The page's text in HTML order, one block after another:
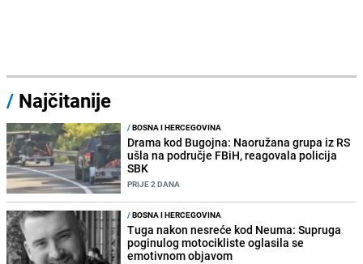
/ Najčitanije
/BOSNA I HERCEGOVINA
Drama kod Bugojna: Naoružana grupa iz RS
ušla na područje FBiH, reagovala policija
SBK
PRIJE 2 DANA
/BOSNA I HERCEGOVINA
Tuga nakon nesreće kod Neuma: Supruga
poginulog motocikliste oglasila se
emotivnom objavom